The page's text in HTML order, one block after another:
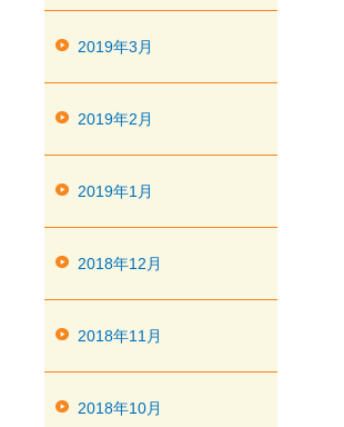
2019年3月
2019年2月
2019年1月
2018年12月
2018年11月
2018年10月